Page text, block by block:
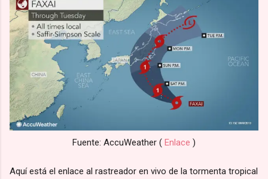
Fuente: AccuWeather ( Enlace )
Aquí está el enlace al rastreador en vivo de la tormenta tropical